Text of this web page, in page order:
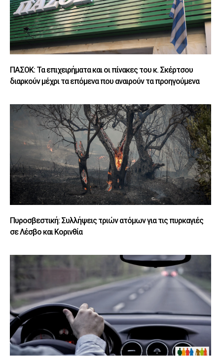
ΠΑΣΟΚ: Τα επιχειρήματα και οι πίνακες του κ. Σκέρτσου
διαρκούν μέχρι τα επόμενα που αναιρούν τα προηγούμενα
Πυροσβεστική: Συλλήψεις τριών ατόμων για τις πυρκαγιές
σε Λέσβο και Κορινθία